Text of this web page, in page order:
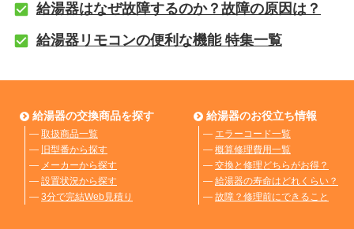
給湯器はなぜ故障するのか？故障の原因は？
給湯器リモコンの便利な機能 特集一覧
給湯器の交換商品を探す
― 取扱商品一覧
― 旧型番から探す
― メーカーから探す
― 設置状況から探す
― 3分で完結Web見積り
給湯器のお役立ち情報
― エラーコード一覧
― 概算修理費用一覧
― 交換と修理どちらがお得？
― 給湯器の寿命はどれくらい？
― 故障？修理前にできること